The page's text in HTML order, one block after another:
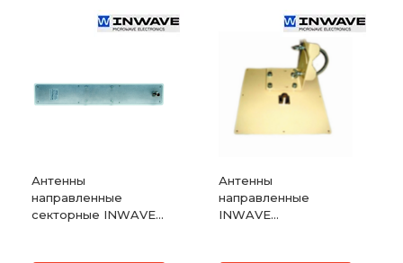
Антенны
направленные
секторные INWAVE
Антенны
направленные
INWAVE